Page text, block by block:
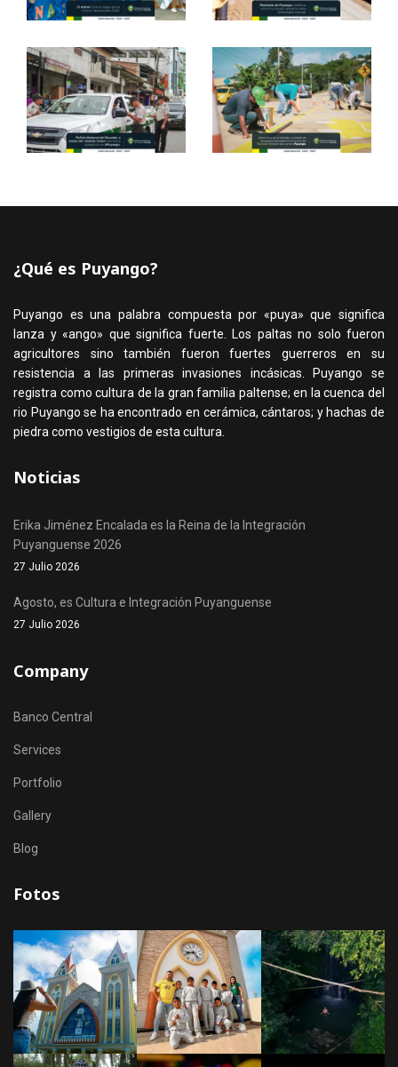
¿Qué es Puyango?
Puyango es una palabra compuesta por «puya» que significa
lanza y «ango» que significa fuerte. Los paltas no solo fueron
agricultores sino también fueron fuertes guerreros en su
resistencia a las primeras invasiones incásicas. Puyango se
registra como cultura de la gran familia paltense; en la cuenca del
rio Puyango se ha encontrado en cerámica, cántaros; y hachas de
piedra como vestigios de esta cultura.
Noticias
Erika Jiménez Encalada es la Reina de la Integración
Puyanguense 2026
27 Julio 2026
Agosto, es Cultura e Integración Puyanguense
27 Julio 2026
Company
Banco Central
Services
Portfolio
Gallery
Blog
Fotos